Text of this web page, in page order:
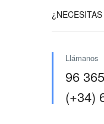
Llámanos
96
(+34)